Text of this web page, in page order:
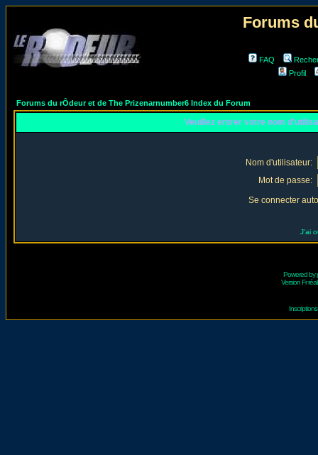
Forums
FAQ
Profil
Forums du rÔdeur et de The Prizenarnumber6 Index du Forum
Veuillez entrer votre nom
Nom d'utilisateur:
Mot de passe:
Se connecter
J'ai
Powered by
Version Fr